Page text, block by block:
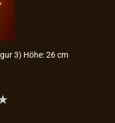
3) Höhe: 26 cm